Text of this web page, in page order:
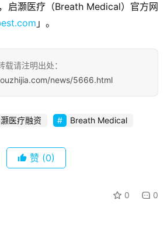
启灏医疗（Breath Medical）官方网
」。
请注明出处：
news/5666.html
医疗融资 Breath Medical
赞 (0)
0 0